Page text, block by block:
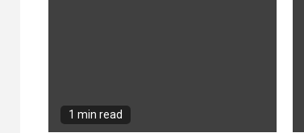
1 min read